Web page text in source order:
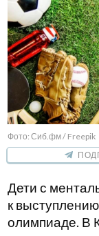
Фото: Сиб.фм / Freepik
Дети с
к
олимпиаде. В